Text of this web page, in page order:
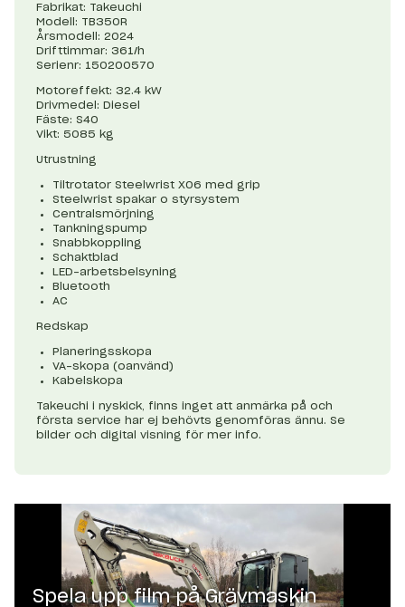
Fabrikat: Takeuchi
Modell: TB350R
Årsmodell: 2024
Drifttimmar: 361/h
Serienr: 150200570
Motoreffekt: 32.4 kW
Drivmedel: Diesel
Fäste: S40
Vikt: 5085 kg
Utrustning
Tiltrotator Steelwrist X06 med grip
Steelwrist spakar o styrsystem
Centralsmörjning
Tankningspump
Snabbkoppling
Schaktblad
LED-arbetsbelsyning
Bluetooth
AC
Redskap
Planeringsskopa
VA-skopa (oanvänd)
Kabelskopa
Takeuchi i nyskick, finns inget att anmärka på och
första service har ej behövts genomföras ännu. Se
bilder och digital visning för mer info.
Spela upp film påGrävmaskin